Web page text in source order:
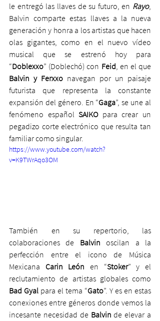
le entregó las llaves de su futuro, en Rayo,
Balvin comparte estas llaves a la nueva
generación y honra a los artistas que hacen
olas gigantes, como en el nuevo vídeo
musical que se estrenó hoy para
“Doblexxo” (Doblechó) con Feid
Balvin y Ferxxo navegan por un paisaje
futurista que representa la constante
expansión del género. En “Gaga”, se une al
fenómeno español SAIKO para crear un
pegadizo corte electrónico que resulta tan
familiar como singular.
https://www.youtube.com/watch?
v=K9TWrAqo3OM
También en su repertorio, las
colaboraciones de Balvin oscilan a la
perfección entre el icono de Música
Mexicana Carin León en “Stoker” y el
reclutamiento de artistas globales como
Bad Gyal para el tema “Gato”. Y es en estas
conexiones entre géneros donde vemos la
incesante necesidad de Balvin de elevar a